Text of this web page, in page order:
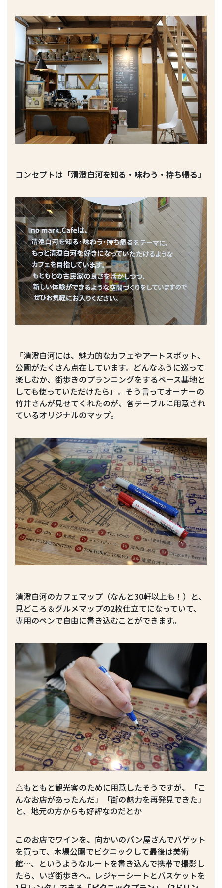
コンセプトは「清澄白河を知る・味わう・持ち帰る」
「清澄白河には、魅力的なカフェやアートスポット、
公園がたくさん点在しています。どんなふうに巡って
楽しむか、街歩きのプランニングをするベース基地と
しても使っていただけたら」。そう言ってオーナーの
竹井さんが見せてくれたのが、各テーブルに用意され
ているオリジナルのマップ。
清澄白河のカフェマップ（なんと30軒以上も！）と、
見どころ＆グルメマップの2枚仕立てになっていて、
専用のペンで自由に書き込むことができます。
△もともと観光客のために用意したそうですが、「こ
んなお店があったんだ」「街の魅力を再発見できた」
と、地元の方からも好評なのだとか
このお店でワインを、向かいのパン屋さんでバゲット
を買って、木場公園でピクニックして最後は美術
館…、というようなルートを書き込んで携帯で撮影し
たら、いざ街歩きへ。レジャーシートとバスケットを